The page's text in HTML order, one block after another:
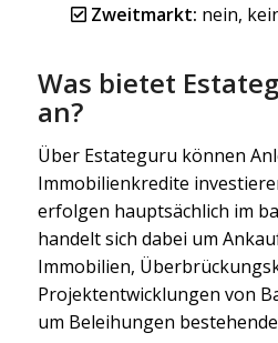
Zweitmarkt: nein,
Was bietet
an?
Über Estateguru können
Immobilienkredite
erfolgen hauptsächlich im
handelt sich dabei um
Immobilien,
Projektentwicklungen von
um Beleihungen